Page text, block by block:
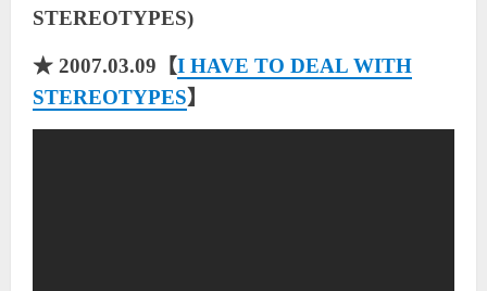
STEREOTYPES)
★ 2007.03.09【I HAVE TO DEAL WITH
STEREOTYPES】